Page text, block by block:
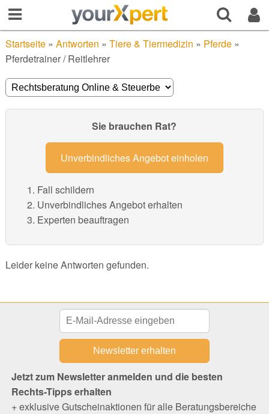
Startseite» Antworten » Tiere & Tiermedizin » Pferde»
Pferdetrainer / Reitlehrer
Sie brauchen Rat?
Unverbindliches Angebot einholen
Fall schildern
Unverbindliches Angebot erhalten
Experten beauftragen
Leider keine Antworten gefunden.
Jetzt zum Newsletter anmelden und die besten
Rechts-Tipps erhalten
+ exklusive Gutscheinaktionen für alle Beratungsbereiche